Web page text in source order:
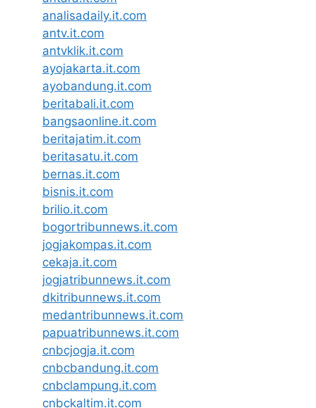
analisadaily.it.com
antv.it.com
antvklik.it.com
ayojakarta.it.com
ayobandung.it.com
beritabali.it.com
bangsaonline.it.com
beritajatim.it.com
beritasatu.it.com
bernas.it.com
bisnis.it.com
brilio.it.com
bogortribunnews.it.com
jogjakompas.it.com
cekaja.it.com
jogjatribunnews.it.com
dkitribunnews.it.com
medantribunnews.it.com
papuatribunnews.it.com
cnbcjogja.it.com
cnbcbandung.it.com
cnbclampung.it.com
cnbckaltim.it.com